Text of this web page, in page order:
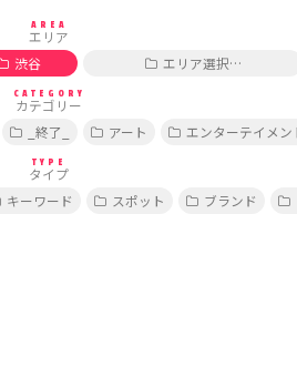
AREA
エリア
渋谷 エリア選択…
CATEGORY
カテゴリー
_終了_ アート エンターテイメン
TYPE
タイプ
キーワード スポット ブランド